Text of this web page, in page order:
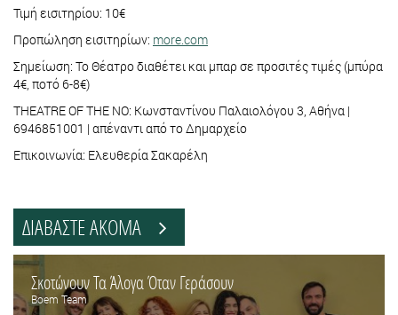
Τιμή εισιτηρίου: 10€
Προπώληση εισιτηρίων: more.com
Σημείωση: Το Θέατρο διαθέτει και μπαρ σε προσιτές τιμές (μπύρα
4€, ποτό 6-8€)
THEATRE OF THE NO: Κωνσταντίνου Παλαιολόγου 3, Αθήνα |
6946851001 | απέναντι από το Δημαρχείο
Επικοινωνία: Ελευθερία Σακαρέλη
ΔΙΑΒΑΣΤΕ ΑΚΟΜΑ
Σκοτώνουν Τα Άλογα Όταν Γεράσουν
Boem Team